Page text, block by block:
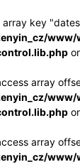
array key
array
array